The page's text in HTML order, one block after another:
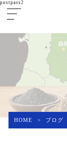
postpass2
HOME > ブログ